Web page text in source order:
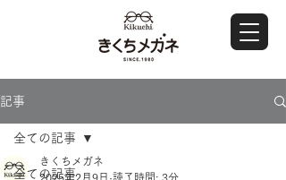
記事
全ての記事
全ての記事
きくちメガネ
2025年2月9日 読了時間: 3分